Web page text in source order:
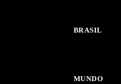
BRASIL
MUNDO